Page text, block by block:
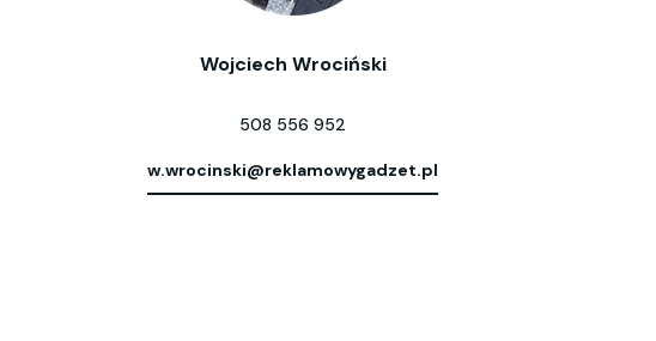
Wojciech Wrociński
508 556 952
w.wrocinski@reklamowygadzet.pl